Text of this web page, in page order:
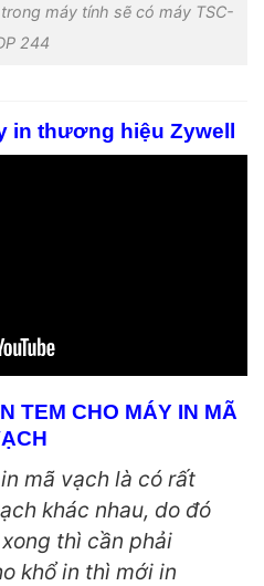
máy tính sẽ có máy TSC-
244
in thương hiệu Zywell
TEM CHO MÁY IN MÃ
mã vạch là có rất
khác nhau, do đó
thì cần phải
khổ in thì mới in